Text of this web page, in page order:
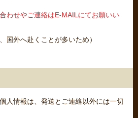
わせやご連絡はE-MAILにてお願いい
国外へ赴くことが多いため）
人情報は、発送とご連絡以外には一切